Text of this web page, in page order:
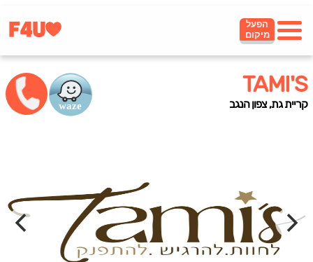
הפעל
מיקום
TAMI'S
קריית גת, צפון הנגב